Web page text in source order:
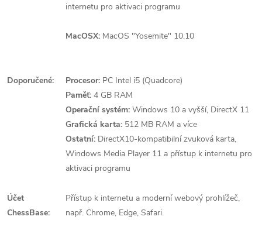
internetu pro aktivaci programu
MacOSX: MacOS "Yosemite" 10.10
Doporučené: Procesor: PC Intel i5 (Quadcore)
Paměť: 4 GB RAM
Operační systém: Windows 10 a vyšší, DirectX 11
Grafická karta: 512 MB RAM a více
Ostatní: DirectX10-kompatibilní zvuková karta,
Windows Media Player 11 a přístup k internetu pro
aktivaci programu
Účet
ChessBase:
Přístup k internetu a moderní webový prohlížeč,
např. Chrome, Edge, Safari.